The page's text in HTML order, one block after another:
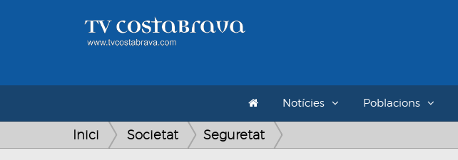
Notícies Poblacions
Inici Societat Seguretat